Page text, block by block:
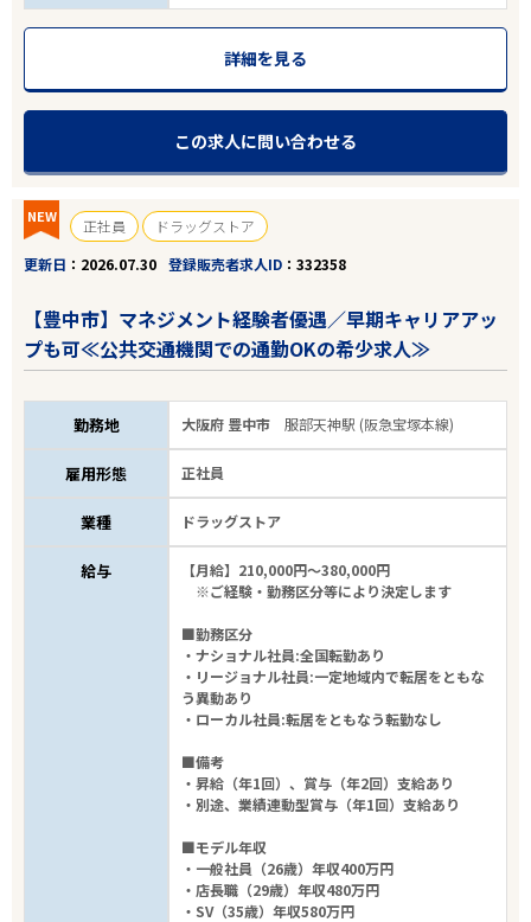
詳細を見る
この求人に問い合わせる
NEW 正社員
ドラッグストア
更新日
2026.07.30 登録販売者求人ID 332358
【豊中市】マネジメント経験者優遇／早期キャリアアッ
プも可≪公共交通機関での通勤OKの希少求人≫
勤務地 大阪府 豊中市服部天神駅 (阪急宝塚本線)
雇用形態 正社員
業種 ドラッグストア
給与
【月給】210,000円～380,000円
※ご経験・勤務区分等により決定します
■勤務区分
・ナショナル社員:全国転勤あり
・リージョナル社員:一定地域内で転居をともな
う異動あり
・ローカル社員:転居をともなう転勤なし
■備考
・昇給（年1回）、賞与（年2回）支給あり
・別途、業績連動型賞与（年1回）支給あり
■モデル年収
・一般社員（26歳）年収400万円
・店長職（29歳）年収480万円
・SV（35歳）年収580万円